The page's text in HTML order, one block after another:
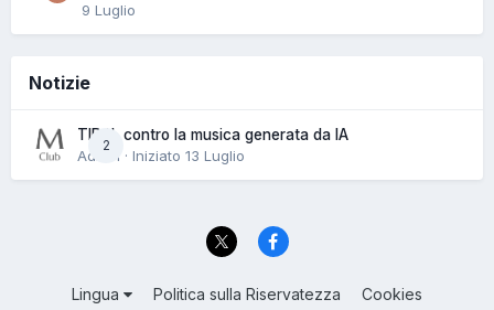
9 Luglio
Notizie
2
TIDAL contro la musica generata da IA
Admin · Iniziato 13 Luglio
Lingua Politica sulla Riservatezza Cookies